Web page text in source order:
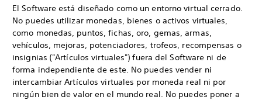
El Software está diseñado como un entorno virtual cerrado.
No puedes utilizar monedas, bienes o activos virtuales,
como monedas, puntos, fichas, oro, gemas, armas,
vehículos, mejoras, potenciadores, trofeos, recompensas o
insignias ("Artículos virtuales") fuera del Software ni de
forma independiente de este. No puedes vender ni
intercambiar Artículos virtuales por moneda real ni por
ningún bien de valor en el mundo real. No puedes poner a